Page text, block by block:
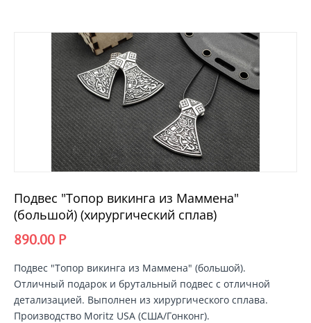
Подвес "Топор викинга из Маммена"
(большой) (хирургический сплав)
890.00 Р
Подвес "Топор викинга из Маммена" (большой).
Отличный подарок и брутальный подвес с отличной
детализацией. Выполнен из хирургического сплава.
Производство Moritz USA (США/Гонконг).